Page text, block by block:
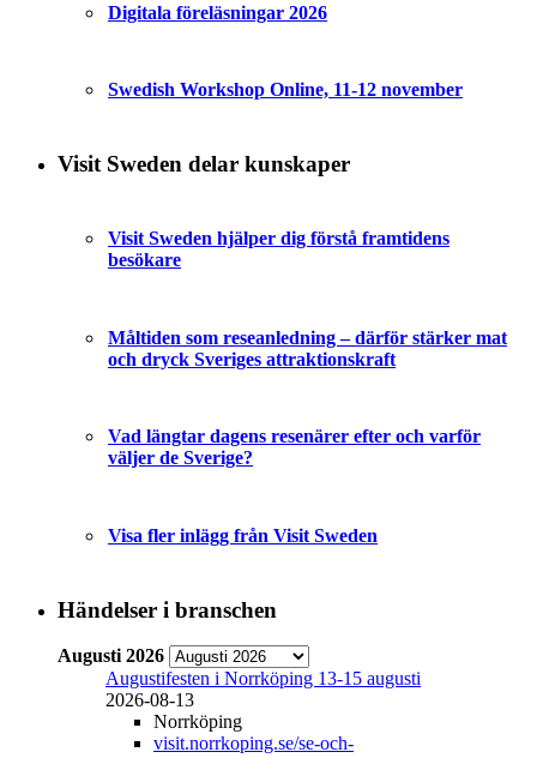
Digitala föreläsningar 2026
Swedish Workshop Online, 11-12 november
Visit Sweden delar kunskaper
Visit Sweden hjälper dig förstå framtidens
besökare
Måltiden som reseanledning – därför stärker mat
och dryck Sveriges attraktionskraft
Vad längtar dagens resenärer efter och varför
väljer de Sverige?
Visa fler inlägg från Visit Sweden
Händelser i branschen
Augusti 2026
Augustifesten i Norrköping 13-15 augusti
2026-08-13
Norrköping
visit.norrkoping.se/se-och-